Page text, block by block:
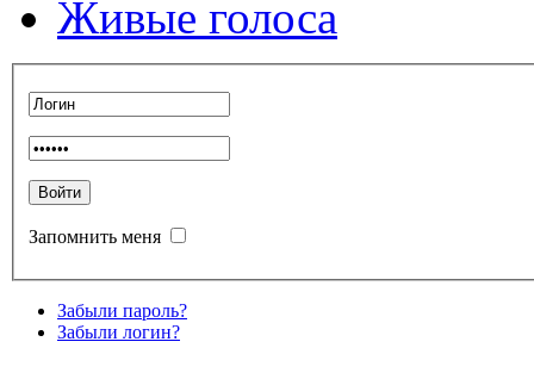
Живые голоса
Запомнить меня
Забыли пароль?
Забыли логин?